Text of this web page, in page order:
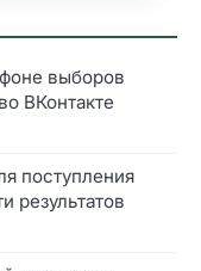
выборов
ВКонтакте
поступления
результатов